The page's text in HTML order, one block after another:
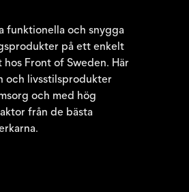
funktionella och snygga
på ett enkelt
Front of Sweden. Här
och livsstilsprodukter
och med hög
från de bästa